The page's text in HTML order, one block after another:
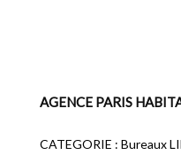
AGENCE PARIS
CATEGORIE : Bureaux